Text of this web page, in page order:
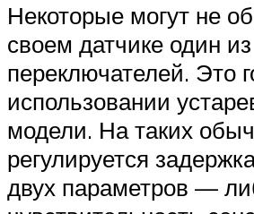
Некоторые могут не
своем датчике один из
переключателей. Это
использовании
модели. На таких
регулируется
двух параметров —